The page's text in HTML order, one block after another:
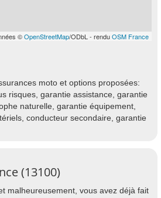
©OpenStreetMap/ODbL - renduOSM France
moto et options proposées:
risques, garantie assistance, garantie
naturelle, garantie équipement,
conducteur secondaire, garantie
(13100)
malheureusement, vous avez déjà fait